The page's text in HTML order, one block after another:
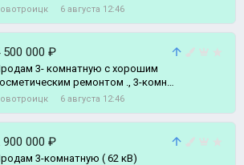
6 августа 12:46
500 000 ₽
3- комнатную с хорошим
ремонтом ., 3-комн.
6 августа 12:46
900 000 ₽
3-комнатную ( 62 кВ)